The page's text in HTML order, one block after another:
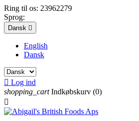
Ring til os: 23962279
Sprog:
Dansk 
English
Dansk
 Log ind
shopping_cart Indkøbskurv (0)
